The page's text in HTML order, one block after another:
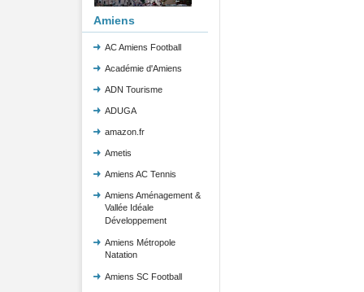
Amiens
AC Amiens Football
Académie d'Amiens
ADN Tourisme
ADUGA
amazon.fr
Ametis
Amiens AC Tennis
Amiens Aménagement &
Vallée Idéale
Développement
Amiens Métropole
Natation
Amiens SC Football